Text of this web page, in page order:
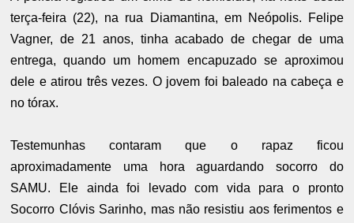
terça-feira (22), na rua Diamantina, em Neópolis. Felipe
Vagner, de 21 anos, tinha acabado de chegar de uma
entrega, quando um homem encapuzado se aproximou
dele e atirou três vezes. O jovem foi baleado na cabeça e
no tórax.
Testemunhas contaram que o rapaz ficou
aproximadamente uma hora aguardando socorro do
SAMU. Ele ainda foi levado com vida para o pronto
Socorro Clóvis Sarinho, mas não resistiu aos ferimentos e